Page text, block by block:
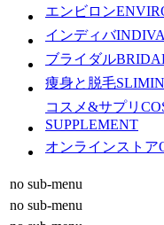
エンビロン
インディバINDIVA
ブライダル
痩身と脱毛
コスメ&サプリ
SUPPLEMENT
オンラインストア
no sub-menu
no sub-menu